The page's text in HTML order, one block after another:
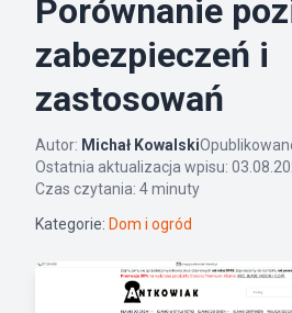
Porównanie
zabezpieczeń i
zastosowań
Autor: Michał Kowalski
Ostatnia aktualizacja wpisu:
Czas czytania: 4 minuty
Kategorie: Dom i ogród